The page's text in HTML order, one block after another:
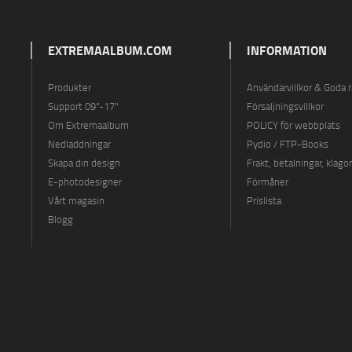
EXTREMAALBUM.COM
Produkter
Support 09"-17"
Om Extremaalbum
Nedladdningar
Skapa din design
E-photodesigner
Vårt magasin
Blogg
INFORMATION
Användarvillkor & Goda
Försaljningsvillkor
POLICY för webbplats
Pydio / FTP-Books
Frakt, betalningar,
Förmåner
Prislista